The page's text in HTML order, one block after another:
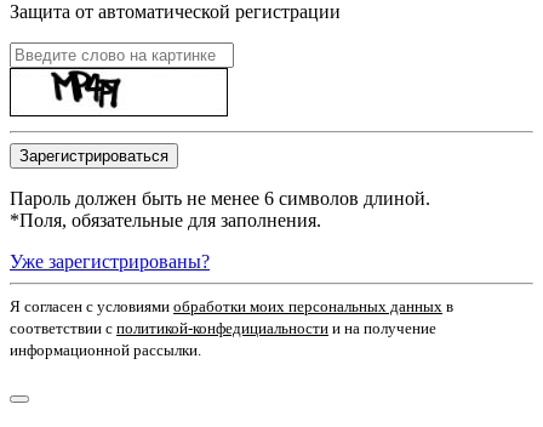
Защита от автоматической регистрации
Пароль должен быть не менее 6 символов длиной.
*Поля, обязательные для заполнения.
Уже зарегистрированы?
Я согласен c условиями обработки моих персональных данных в
соответствии с политикой-конфедициальности и на получение
информационной рассылки.